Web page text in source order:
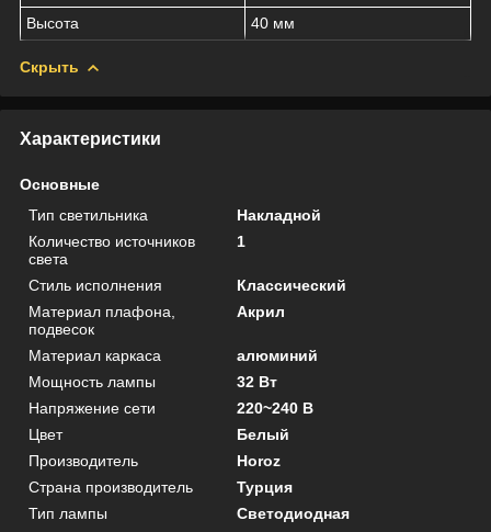
Высота
40 мм
Скрыть
Характеристики
Основные
Тип светильника
Накладной
Количество источников
света
1
Стиль исполнения
Классический
Материал плафона,
подвесок
Акрил
Материал каркаса
алюминий
Мощность лампы
32 Вт
Напряжение сети
220~240 В
Цвет
Белый
Производитель
Horoz
Страна производитель
Турция
Тип лампы
Светодиодная